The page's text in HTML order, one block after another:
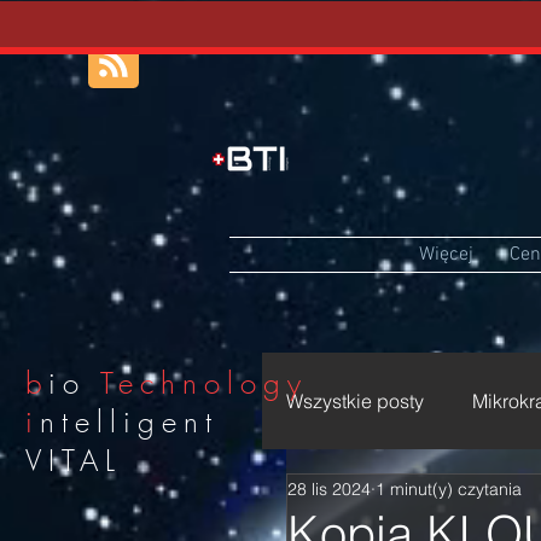
Wszystkie posty
Holictic - Wellbeing -
28 lis 2024 1 minut(y) czytania
b io Technology
i ntelligent
VITAL
Więcej